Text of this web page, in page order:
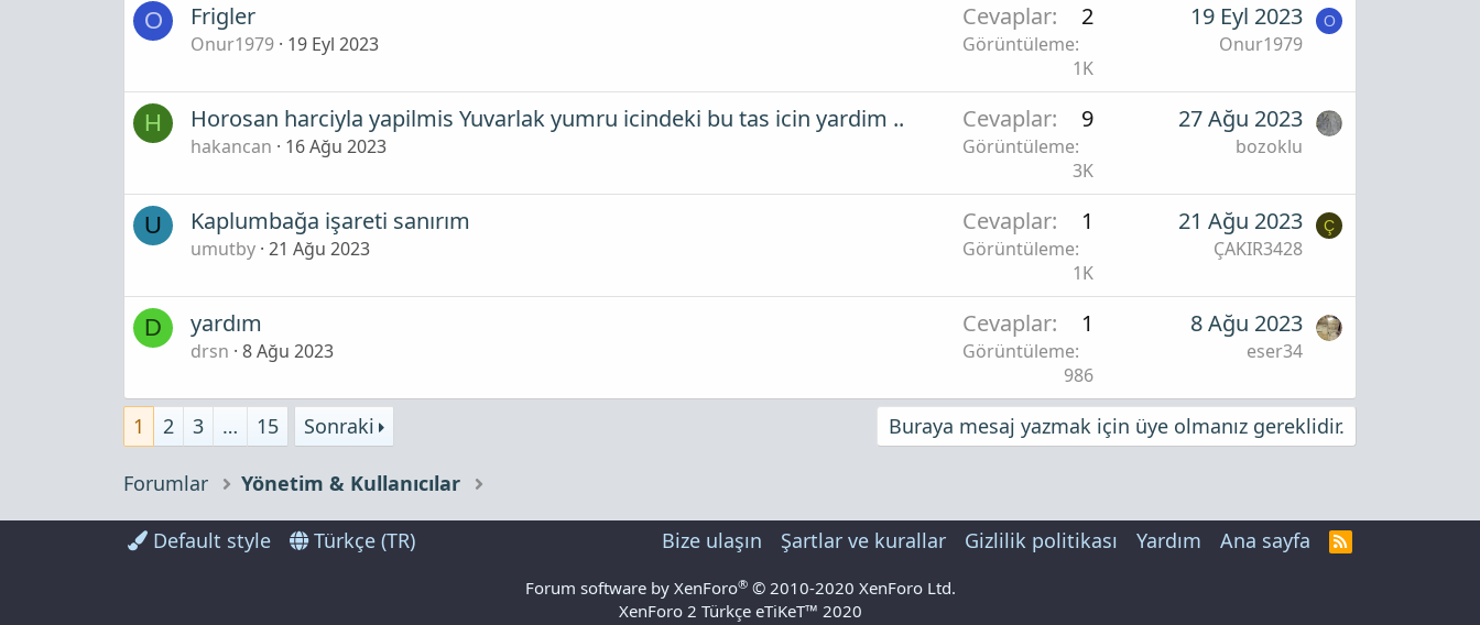
O Frigler
Onur1979 19 Eyl 2023
Cevaplar 2
Görüntüleme
1K
19 Eyl 2023
Onur1979
O
H Horosan harciyla yapilmis Yuvarlak yumru icindeki bu tas icin yardim ..
hakancan 16 Ağu 2023
Cevaplar 9
Görüntüleme
3K
27 Ağu 2023
bozoklu
U Kaplumbağa işareti sanırım
umutby 21 Ağu 2023
Cevaplar 1
Görüntüleme
1K
21 Ağu 2023
ÇAKIR3428
Ç
D yardım
drsn 8 Ağu 2023
Cevaplar 1
Görüntüleme
986
8 Ağu 2023
eser34
1 2 3 … 15 Sonraki Buraya mesaj yazmak için üye olmanız gereklidir.
Forumlar Yönetim & Kullanıcılar
Default style Türkçe (TR) Bize ulaşın Şartlar ve kurallar Gizlilik politikası Yardım Ana sayfa
Forum software by XenForo® © 2010-2020 XenForo Ltd.
XenForo 2 Türkçe eTiKeT™ 2020